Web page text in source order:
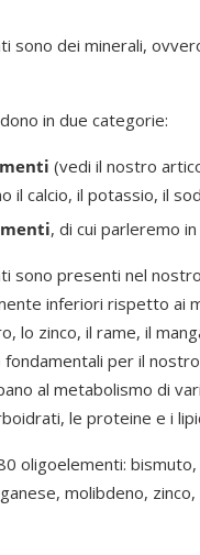
sono dei minerali,
in due categorie:
(vedi il nostro
il calcio, il potassio, il
, di cui parleremo
sono presenti nel
inferiori rispetto ai
lo zinco, il rame, il
fondamentali per il
al metabolismo di
le proteine e i
oligoelementi:
molibdeno,